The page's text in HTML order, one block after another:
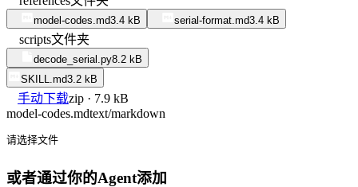
model-codes.md3.4 kB serial-format.md3.4 kB
scripts文件夹
decode_serial.py8.2 kB
SKILL.md3.2 kB
手动下载zip · 7.9 kB
model-codes.mdtext/markdown
请选择文件
或者通过你的Agent添加